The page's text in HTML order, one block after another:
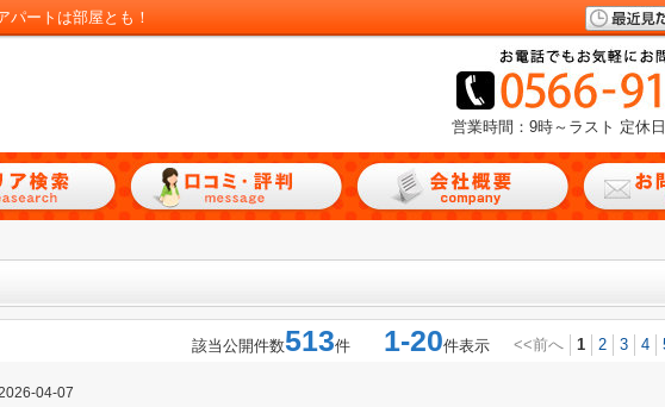
パートは部屋とも！
営業時間：9時～ラスト 定休
該当公開件数513件 1-20件表示 <<前へ 1 2 3 4
04-07